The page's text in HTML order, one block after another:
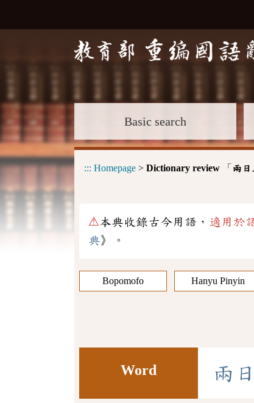
Basic search
::: Homepage > Dictionary review 「 兩
⚠本典收錄古今用語， 適用於
典》。
Bopomofo Hanyu Pinyin
Word 兩 日